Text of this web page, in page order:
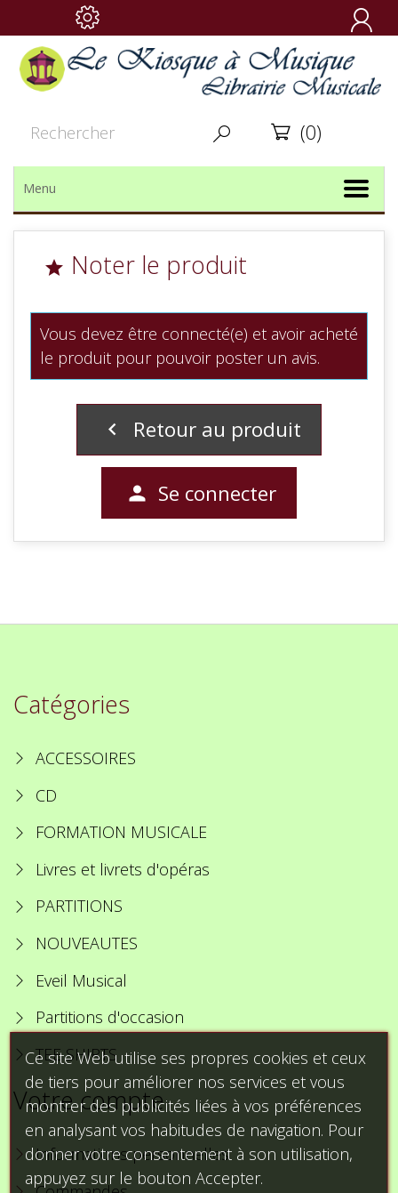

  (0)
Menu
 Noter le produit
Vous devez être connecté(e) et avoir acheté
le produit pour pouvoir poster un avis.
 Retour au produit
 Se connecter
Catégories
ACCESSOIRES
CD
FORMATION MUSICALE
Livres et livrets d'opéras
PARTITIONS
NOUVEAUTES
Eveil Musical
Partitions d'occasion
TEE SHIRTS
Votre compte
Informations personnelles
Ce site Web utilise ses propres cookies et ceux
de tiers pour améliorer nos services et vous
montrer des publicités liées à vos préférences
en analysant vos habitudes de navigation. Pour
donner votre consentement à son utilisation,
appuyez sur le bouton Accepter.